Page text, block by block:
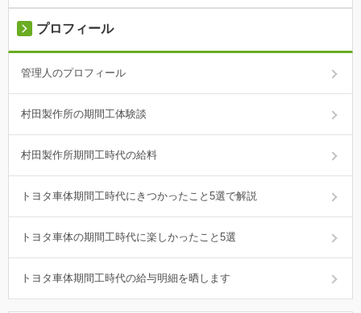
プロフィール
管理人のプロフィール
村田製作所の期間工体験談
村田製作所期間工時代の給料
トヨタ車体期間工時代にきつかったこと5選で解説
トヨタ車体の期間工時代に楽しかったこと5選
トヨタ車体期間工時代の給与明細を晒します